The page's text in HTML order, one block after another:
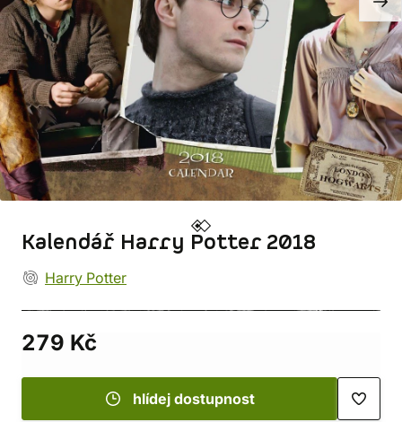
Kalendář Harry Potter 2018
Harry Potter
279 Kč
hlídej dostupnost